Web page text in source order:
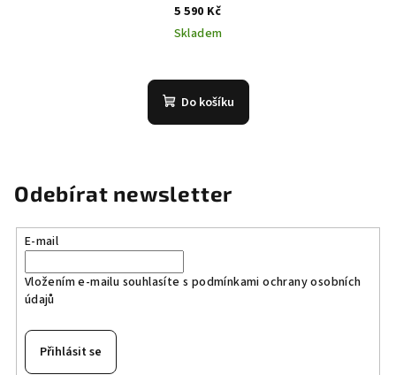
5 590 Kč
Skladem
Do košíku
Odebírat newsletter
E-mail
Vložením e-mailu souhlasíte s podmínkami ochrany osobních
údajů
Přihlásit se